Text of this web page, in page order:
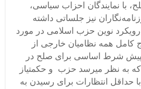
با نمایندگان احزاب سیاسی،
نیز جلساتی داشته
نوین حزب اسلامی در مورد
کامل همه نظامیان خارجی از
پیش شرط اساسی برای صلح در
که به نظر میرسد حزب و حکمتیاز
حداقل انتظارات برای رسیدن به